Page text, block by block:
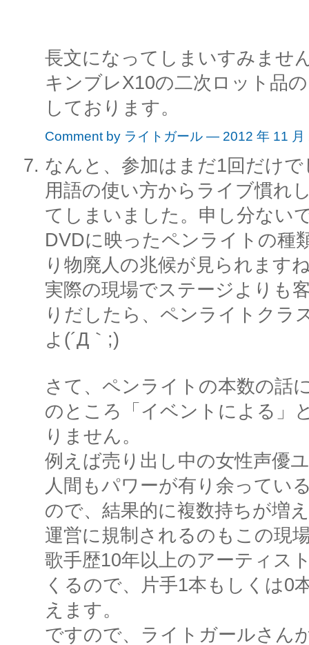
長文になってしまいすみませ
キンブレX10の二次ロット品
しております。
Comment by ライトガール — 2012 年 11
なんと、参加はまだ1回だけ
用語の使い方からライブ慣れ
てしまいました。申し分ない
DVDに映ったペンライトの種
り物廃人の兆候が見られます
実際の現場でステージよりも
りだしたら、ペンライトクラ
よ(´Д｀;)
さて、ペンライトの本数の話
のところ「イベントによる」
りません。
例えば売り出し中の女性声優
人間もパワーが有り余ってい
ので、結果的に複数持ちが増
運営に規制されるのもこの現
歌手歴10年以上のアーティス
くるので、片手1本もしくは0
えます。
ですので、ライトガールさん